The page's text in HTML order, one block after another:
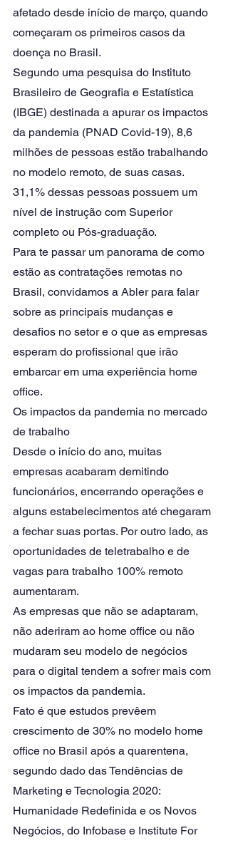
afetado desde início de março, quando
começaram os primeiros casos da
doença no Brasil.
Segundo uma pesquisa do Instituto
Brasileiro de Geografia e Estatística
(IBGE) destinada a apurar os impactos
da pandemia (PNAD Covid-19), 8,6
milhões de pessoas estão trabalhando
no modelo remoto, de suas casas.
31,1% dessas pessoas possuem um
nível de instrução com Superior
completo ou Pós-graduação.
Para te passar um panorama de como
estão as contratações remotas no
Brasil, convidamos a Abler para falar
sobre as principais mudanças e
desafios no setor e o que as empresas
esperam do profissional que irão
embarcar em uma experiência home
office.
Os impactos da pandemia no mercado
de trabalho
Desde o início do ano, muitas
empresas acabaram demitindo
funcionários, encerrando operações e
alguns estabelecimentos até chegaram
a fechar suas portas. Por outro lado, as
oportunidades de teletrabalho e de
vagas para trabalho 100% remoto
aumentaram.
As empresas que não se adaptaram,
não aderiram ao home office ou não
mudaram seu modelo de negócios
para o digital tendem a sofrer mais com
os impactos da pandemia.
Fato é que estudos prevêem
crescimento de 30% no modelo home
office no Brasil após a quarentena,
segundo dado das Tendências de
Marketing e Tecnologia 2020:
Humanidade Redefinida e os Novos
Negócios, do Infobase e Institute For